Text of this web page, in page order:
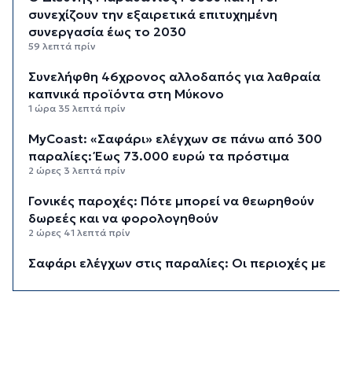
συνεχίζουν την εξαιρετικά επιτυχημένη
συνεργασία έως το 2030
59 λεπτά πρίν
Συνελήφθη 46χρονος αλλοδαπός για λαθραία
καπνικά προϊόντα στη Μύκονο
1 ώρα 35 λεπτά πρίν
MyCoast: «Σαφάρι» ελέγχων σε πάνω από 300
παραλίες: Έως 73.000 ευρώ τα πρόστιμα
2 ώρες 3 λεπτά πρίν
Γονικές παροχές: Πότε μπορεί να θεωρηθούν
δωρεές και να φορολογηθούν
2 ώρες 41 λεπτά πρίν
Σαφάρι ελέγχων στις παραλίες: Οι περιοχές με